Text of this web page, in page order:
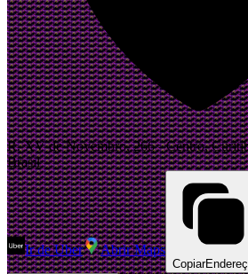
R. XV de Novembro, 266 - Centro,
Brasil
Ir de Uber Abrir Maps
Copiar